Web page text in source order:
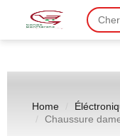
Home
Chaussure